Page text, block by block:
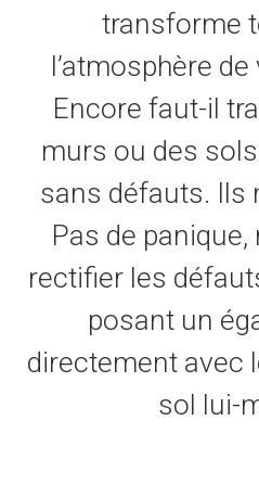
transforme
l’atmosphère
Encore faut-il
murs ou des
sans défauts. Ils
Pas de
rectifier les
posant un
directement avec
sol lui-